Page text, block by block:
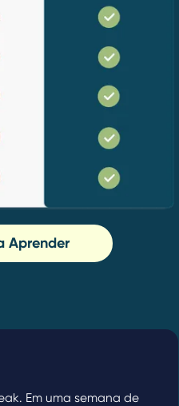
Aprender
Em uma semana de